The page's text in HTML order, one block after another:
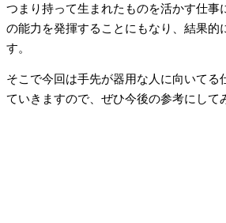
つまり持って生まれたものを活かす仕事
の能力を発揮することにもなり、結果的
す。
そこで今回は手先が器用な人に向いてる
ていきますので、ぜひ今後の参考にして